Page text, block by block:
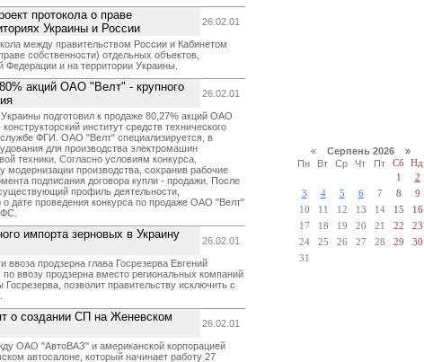
протокола о праве
Украины и России
26.02.01
между правительством России и Кабинетом
собственности) отдельных объектов,
и на территории Украины.
акций ОАО "Велт" - крупного
26.02.01
подготовил к продаже 80,27% акций ОАО
институт средств технического
ФГИ. ОАО "Велт" специализируется, в
для производства электромашин
техники. Согласно условиям конкурса,
модернизации производства, сохранив рабочие
подписания договора купли - продажи. После
профиль деятельности,
дате проведения конкурса по продаже ОАО "Велт"
импорта зерновых в Украину
26.02.01
продзерна глава Госрезерва Евгений
ввозу продзерна вместо региональных компаний
позволит правительству исключить с
о создании СП на Женевском
26.02.01
ОАО "АвтоВАЗ" и американской корпорацией
автосалоне, который начинает работу 27
«Серпень 2026 »
Пн
Вт Ср Чт Пт Сб
Нд
1
2
3
4 5 6 7 8
9
10
11 12 13 14 15
16
17
18 19 20 21 22
23
24
25 26 27 28 29
30
31